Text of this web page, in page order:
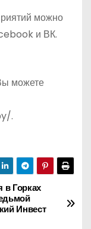
можно
и ВК.
можете
.
в Горках
Инвест